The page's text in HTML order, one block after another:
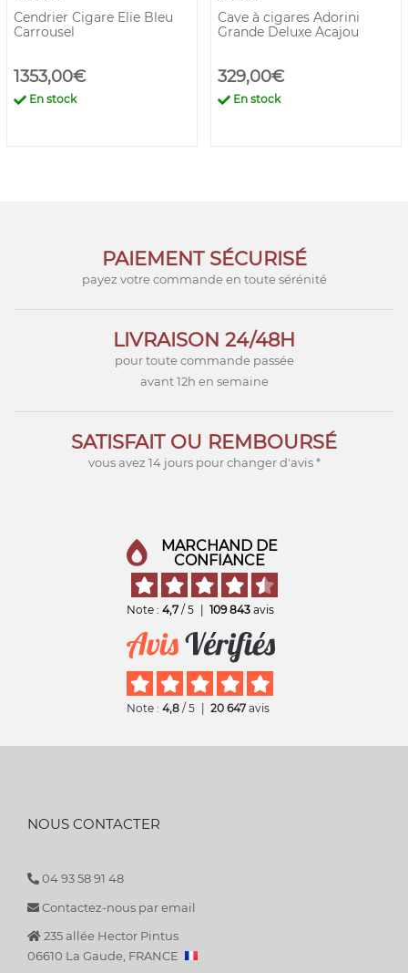
Cendrier Cigare Elie Bleu
Carrousel
1353,00€
En stock
Cave à cigares Adorini
Grande Deluxe Acajou
329,00€
En stock
PAIEMENT SÉCURISÉ
payez votre commande en toute sérénité
LIVRAISON 24/48H
pour toute commande passée
avant 12h en semaine
SATISFAIT OU REMBOURSÉ
vous avez 14 jours pour changer d'avis *
MARCHAND DE
CONFIANCE
Note : 4,7 / 5 109 843 avis
Note : 4,8 / 5 | 20 647 avis
NOUS CONTACTER
04 93 58 91 48
Contactez-nous par email
235 allée Hector Pintus
06610 La Gaude, FRANCE